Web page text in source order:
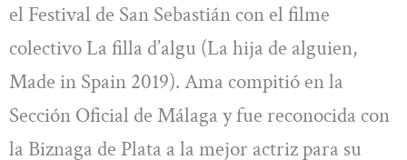
el Festival de San Sebastián con el filme
colectivo La filla d’algu (La hija de alguien,
Made in Spain 2019). Ama compitió en la
Sección Oficial de Málaga y fue reconocida con
la Biznaga de Plata a la mejor actriz para su